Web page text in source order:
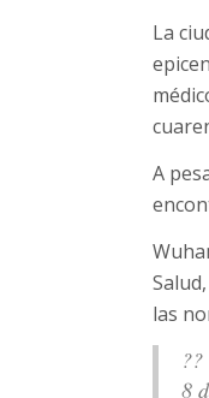
La
A
las
8